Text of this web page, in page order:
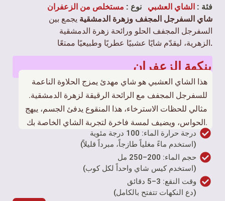
فئة : الشاي العشبي نوع : مستخلص من الزعفران
شاي السفرجل المجفف وزهرة الدمشقية يجمع بين
السفرجل المجفف الحلو ورائحة زهرة الدمشقية
الزهرية، ليقدّم شايًا عشبيًا عطريًا وطبيعيًا ممتعًا.
بنكهة الزعفران
هذا الشاي العشبي هو شاي مهدئ يمزج الحلاوة الناعمة
للسفرجل المجفف مع الرائحة الرقيقة لزهرة الدمشقية.
مثالي للحظات الاسترخاء، هذا المنقوع يدفئ الجسم، يبهج
الحواس، ويضيف لمسة فاخرة لتجربة الشاي الخاصة بك.
درجة حرارة الماء: 100 درجة مئوية
(استخدم ماءً مغلياً طازجاً، مبرداً قليلاً)
حجم الماء: 200–250 مل
(استخدم كيس شاي واحداً لكل كوب)
وقت النقع: 3–5 دقائق
(دع النكهات تتفتح بالكامل)